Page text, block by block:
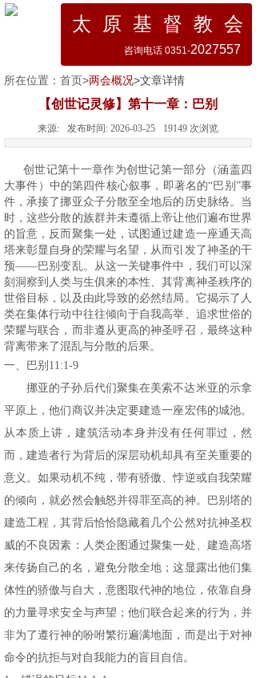
太 原 基 督 教 会
咨询电话 0351-2027557
所在位置： 首页>两会概况>文章详情
【创世记灵修】第十一章：巴别
来源: 发布时间: 2026-03-25 19149 次浏览
创世记第十一章作为创世记第一部分（涵盖四
大事件）中的第四件核心叙事，即著名的“巴别”事
件，承接了挪亚众子分散至全地后的历史脉络。当
时，这些分散的族群并未遵循上帝让他们遍布世界
的旨意，反而聚集一处，试图通过建造一座通天高
塔来彰显自身的荣耀与名望，从而引发了神圣的干
预——巴别变乱。从这一关键事件中，我们可以深
刻洞察到人类与生俱来的本性、其背离神圣秩序的
世俗目标，以及由此导致的必然结局。它揭示了人
类在集体行动中往往倾向于自我高举、追求世俗的
荣耀与联合，而非遵从更高的神圣呼召，最终这种
背离带来了混乱与分散的后果。
一、巴别11:1-9
挪亚的子孙后代们聚集在美索不达米亚的示拿
平原上，他们商议并决定要建造一座宏伟的城池。
从本质上讲，建筑活动本身并没有任何罪过，然
而，建造者行为背后的深层动机却具有至关重要的
意义。如果动机不纯，带有骄傲、悖逆或自我荣耀
的倾向，就必然会触怒并得罪至高的神。巴别塔的
建造工程，其背后恰恰隐藏着几个公然对抗神圣权
威的不良因素：人类企图通过聚集一处、建造高塔
来传扬自己的名，避免分散全地；这显露出他们集
体性的骄傲与自大，意图取代神的地位，依靠自身
的力量寻求安全与声望；他们联合起来的行为，并
非为了遵行神的吩咐繁衍遍满地面，而是出于对神
命令的抗拒与对自我能力的盲目自信。